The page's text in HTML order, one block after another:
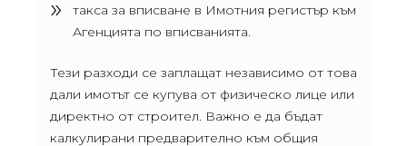
такса за вписване в Имотния регистър към
Агенцията по вписванията.
Тези разходи се заплащат независимо от това
дали имотът се купува от физическо лице или
директно от строител. Важно е да бъдат
калкулирани предварително към общия